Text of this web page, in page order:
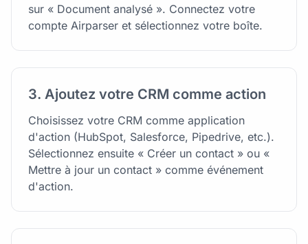
sur « Document analysé ». Connectez votre
compte Airparser et sélectionnez votre boîte.
3. Ajoutez votre CRM comme action
Choisissez votre CRM comme application
d'action (HubSpot, Salesforce, Pipedrive, etc.).
Sélectionnez ensuite « Créer un contact » ou «
Mettre à jour un contact » comme événement
d'action.